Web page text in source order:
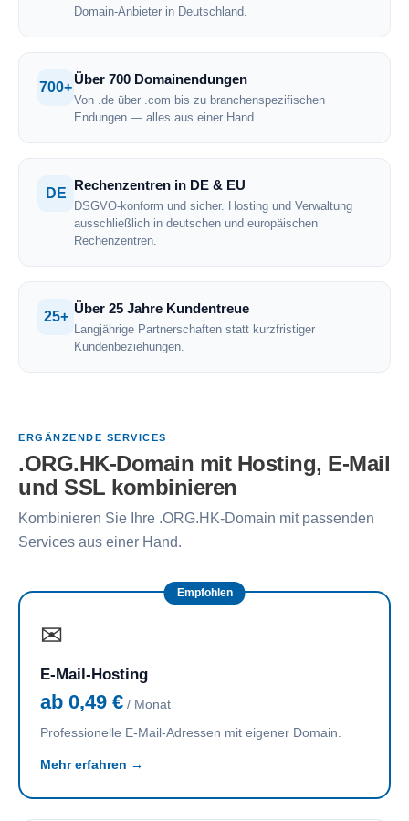
Domain-Anbieter in Deutschland.
700+
Über 700 Domainendungen
Von .de über .com bis zu branchenspezifischen
Endungen — alles aus einer Hand.
DE
Rechenzentren in DE & EU
DSGVO-konform und sicher. Hosting und Verwaltung
ausschließlich in deutschen und europäischen
Rechenzentren.
25+
Über 25 Jahre Kundentreue
Langjährige Partnerschaften statt kurzfristiger
Kundenbeziehungen.
ERGÄNZENDE SERVICES
.ORG.HK-Domain mit Hosting, E-Mail
und SSL kombinieren
Kombinieren Sie Ihre .ORG.HK-Domain mit passenden
Services aus einer Hand.
Empfohlen
✉
E-Mail-Hosting
ab 0,49 € / Monat
Professionelle E-Mail-Adressen mit eigener Domain.
Mehr erfahren →